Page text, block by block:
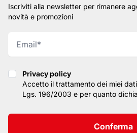
Iscriviti alla newsletter per rimanere
novità e promozioni
Privacy policy
Privacy policy
Accetto il trattamento dei miei
Lgs. 196/2003 e per quanto
Conferma